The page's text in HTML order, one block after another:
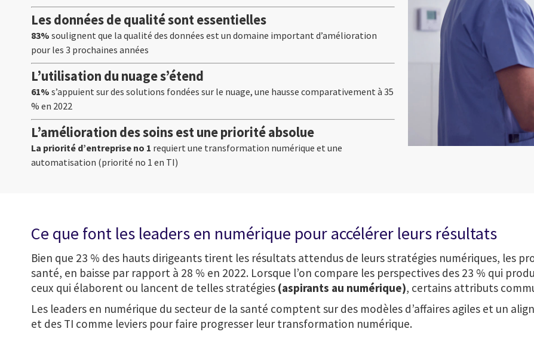
Les données de qualité sont essentielles
83% soulignent que la qualité des données est un domaine important d’amélioration
pour les 3 prochaines années
L’utilisation du nuage s’étend
61% s’appuient sur des solutions fondées sur le nuage, une hausse comparativement à 35
% en 2022
L’amélioration des soins est une priorité absolue
La priorité d’entreprise no 1 requiert une transformation numérique et une
automatisation (priorité no 1 en TI)
Ce que font les leaders en numérique pour accélérer leurs résultats
Bien que 23 % des hauts dirigeants tirent les résultats attendus de leurs stratégies numériques, les
santé, en baisse par rapport à 28 % en 2022. Lorsque l’on compare les perspectives des 23 % qui
ceux qui élaborent ou lancent de telles stratégies (aspirants au numérique), certains attributs
Les leaders en numérique du secteur de la santé comptent sur des modèles d’affaires agiles et un
et des TI comme leviers pour faire progresser leur transformation numérique.